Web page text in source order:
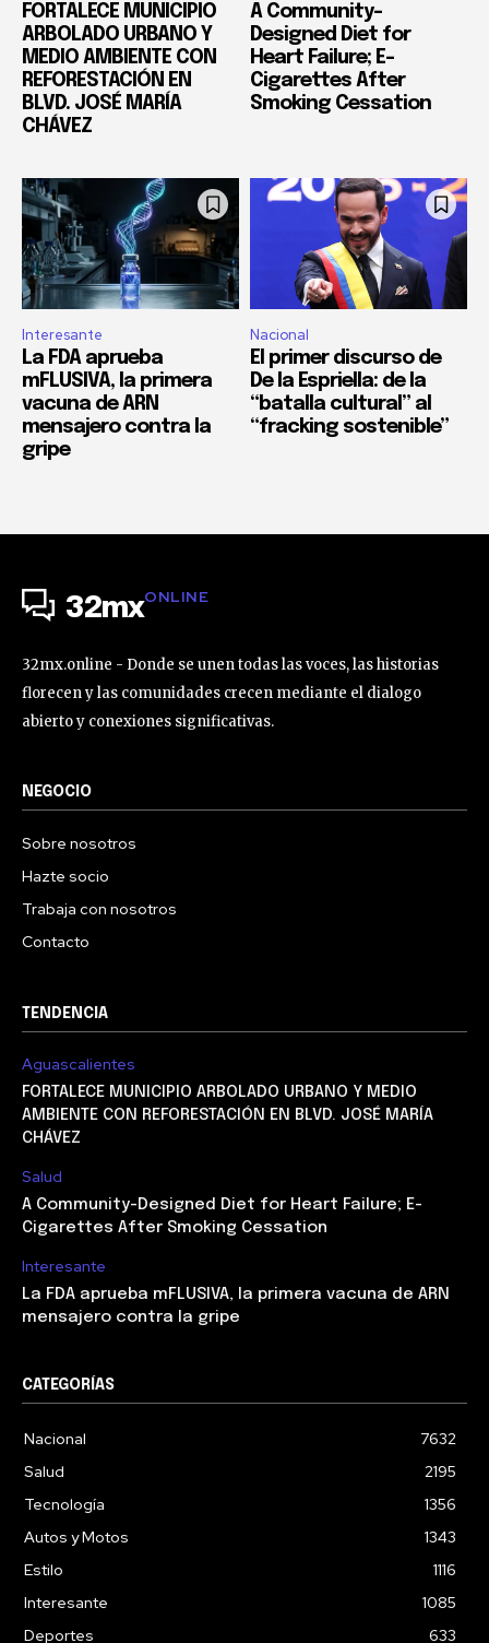
FORTALECE MUNICIPIO
ARBOLADO URBANO Y
MEDIO AMBIENTE CON
REFORESTACIÓN EN
BLVD. JOSÉ MARÍA
CHÁVEZ
A Community-
Designed Diet for
Heart Failure; E-
Cigarettes After
Smoking Cessation
Interesante
La FDA aprueba
mFLUSIVA, la primera
vacuna de ARN
mensajero contra la
gripe
Nacional
El primer discurso de
De la Espriella: de la
“batalla cultural” al
“fracking sostenible”
32mxONLINE
32mx.online - Donde se unen todas las voces, las historias
florecen y las comunidades crecen mediante el dialogo
abierto y conexiones significativas.
NEGOCIO
Sobre nosotros
Hazte socio
Trabaja con nosotros
Contacto
TENDENCIA
Aguascalientes
FORTALECE MUNICIPIO ARBOLADO URBANO Y MEDIO
AMBIENTE CON REFORESTACIÓN EN BLVD. JOSÉ MARÍA
CHÁVEZ
Salud
A Community-Designed Diet for Heart Failure; E-
Cigarettes After Smoking Cessation
Interesante
La FDA aprueba mFLUSIVA, la primera vacuna de ARN
mensajero contra la gripe
CATEGORÍAS
Nacional
7632
Salud
2195
Tecnología
1356
Autos y Motos
1343
Estilo
1116
Interesante
1085
Deportes
633